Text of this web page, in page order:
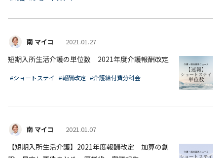
南 マイコ 2021.01.27
短期入所生活介護の単位数 2021年度介護報酬改定
#ショートステイ #報酬改定 #介護給付費分科会
南 マイコ 2021.01.07
【短期入所生活介護】2021年度報酬改定 加算の創